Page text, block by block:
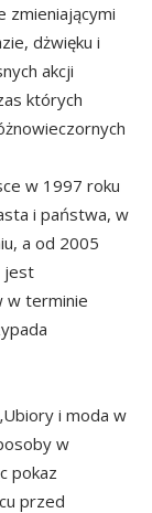
zmieniającymi
dżwięku i
akcji
których
w 1997 roku
i państwa, w
a od 2005
jest
w terminie
i moda w
w
pokaz
przed